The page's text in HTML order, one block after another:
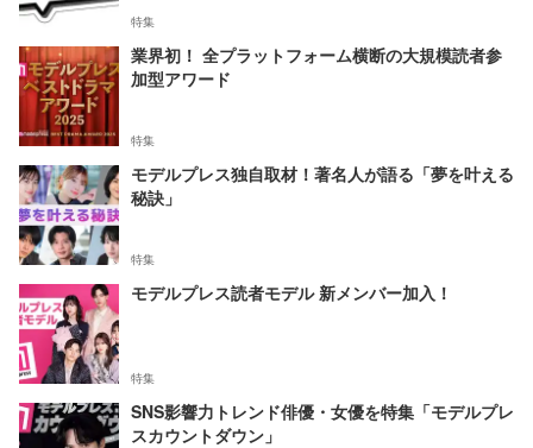
特集
業界初！ 全プラットフォーム横断の大規模読者参
加型アワード
特集
モデルプレス独自取材！著名人が語る「夢を叶える
秘訣」
特集
モデルプレス読者モデル 新メンバー加入！
特集
SNS影響力トレンド俳優・女優を特集「モデルプレ
スカウントダウン」